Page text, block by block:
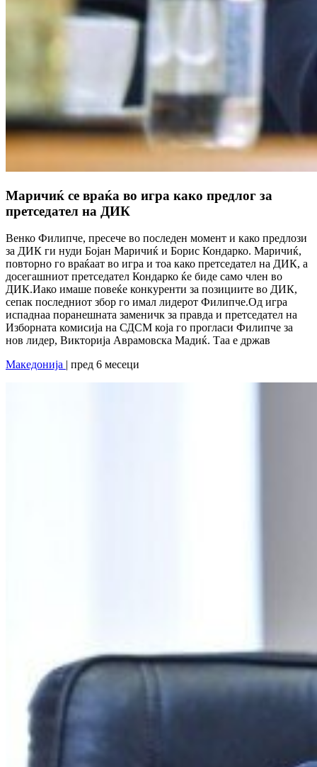
Маричиќ се враќа во игра како предлог за
претседател на ДИК
Венко Филипче, пресече во последен момент и како предлози
за ДИК ги нуди Бојан Маричиќ и Борис Кондарко. Маричиќ,
повторно го враќаат во игра и тоа како претседател на ДИК, а
досегашниот претседател Кондарко ќе биде само член во
ДИК.Иако имаше повеќе конкуренти за позициите во ДИК,
сепак последниот збор го имал лидерот Филипче.Од игра
испаднаа поранешната заменичк за правда и претседател на
Изборната комисија на СДСМ која го прогласи Филипче за
нов лидер, Викторија Аврамовска Мадиќ. Таа е држав
Македонија | пред 6 месеци